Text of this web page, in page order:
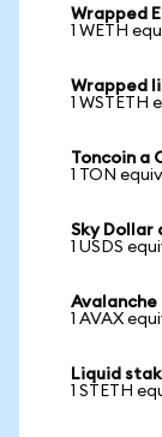
Wrapped
1 WETH
Wrapped
1 WSTETH
Toncoin a
1 TON
Sky Dollar
1 USDS
Avalanche
1 AVAX
Liquid
1 STETH